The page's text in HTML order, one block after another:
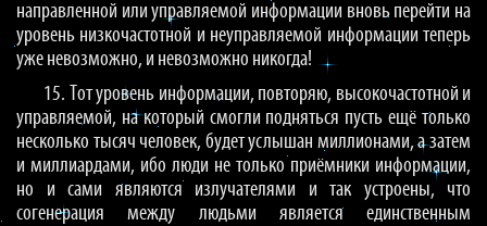
направленной или управляемой информации вновь перейти на
уровень низкочастотной и неуправляемой информации теперь
уже невозможно, и невозможно никогда!
15. Тот уровень информации, повторяю, высокочастотной и
управляемой, на который смогли подняться пусть ещё только
несколько тысяч человек, будет услышан миллионами, а затем
и миллиардами, ибо люди не только приёмники информации,
но и сами являются излучателями и так устроены, что
согенерация между людьми является единственным